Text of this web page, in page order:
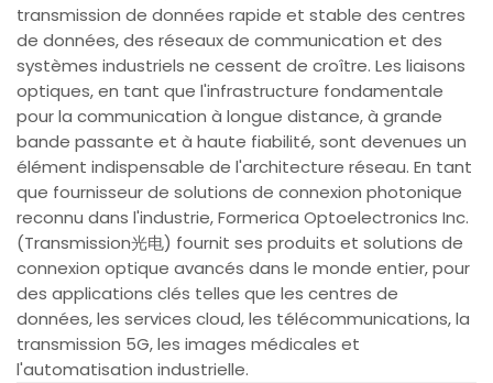
transmission de données rapide et stable des centres
de données, des réseaux de communication et des
systèmes industriels ne cessent de croître. Les liaisons
optiques, en tant que l'infrastructure fondamentale
pour la communication à longue distance, à grande
bande passante et à haute fiabilité, sont devenues un
élément indispensable de l'architecture réseau. En tant
que fournisseur de solutions de connexion photonique
reconnu dans l'industrie, Formerica Optoelectronics Inc.
(Transmission光电) fournit ses produits et solutions de
connexion optique avancés dans le monde entier, pour
des applications clés telles que les centres de
données, les services cloud, les télécommunications, la
transmission 5G, les images médicales et
l'automatisation industrielle.